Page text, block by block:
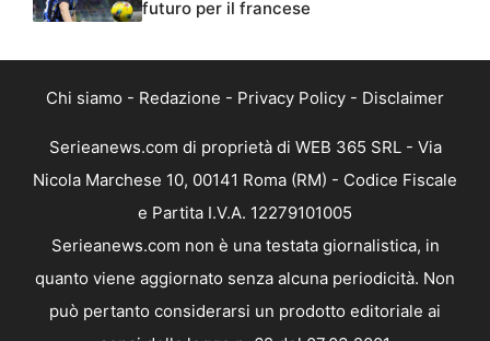
futuro per il francese
Chi siamo - Redazione - Privacy Policy - Disclaimer
Serieanews.com di proprietà di WEB 365 SRL - Via
Nicola Marchese 10, 00141 Roma (RM) - Codice Fiscale
e Partita I.V.A. 12279101005
Serieanews.com non è una testata giornalistica, in
quanto viene aggiornato senza alcuna periodicità. Non
può pertanto considerarsi un prodotto editoriale ai